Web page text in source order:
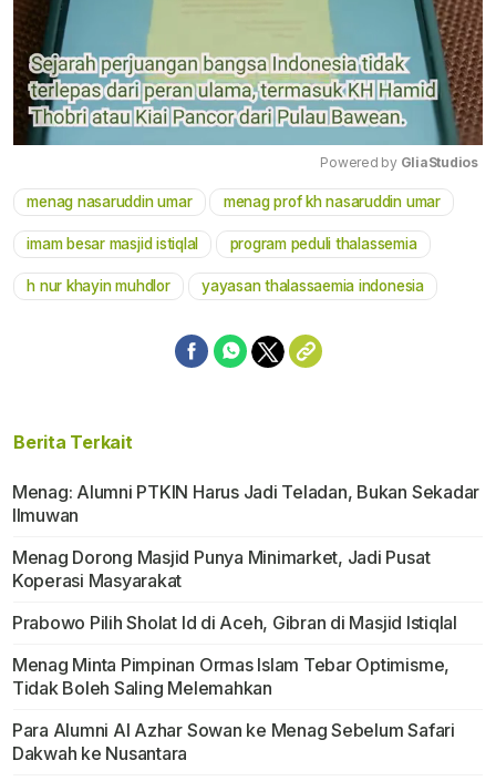
Mute
Powered by GliaStudios
menag nasaruddin umar menag prof kh nasaruddin umar
imam besar masjid istiqlal program peduli thalassemia
h nur khayin muhdlor yayasan thalassaemia indonesia
Berita Terkait
Menag: Alumni PTKIN Harus Jadi Teladan, Bukan Sekadar
Ilmuwan
Menag Dorong Masjid Punya Minimarket, Jadi Pusat
Koperasi Masyarakat
Prabowo Pilih Sholat Id di Aceh, Gibran di Masjid Istiqlal
Menag Minta Pimpinan Ormas Islam Tebar Optimisme,
Tidak Boleh Saling Melemahkan
Para Alumni Al Azhar Sowan ke Menag Sebelum Safari
Dakwah ke Nusantara